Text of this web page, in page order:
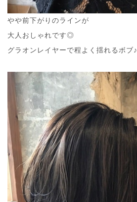
やや前下がりのラインが
大人おしゃれです◎
グラオンレイヤーで程よく揺れるボブ♪